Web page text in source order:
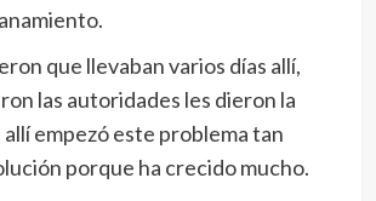
que llevaban varios días allí,
las autoridades les dieron la
allí empezó este problema tan
porque ha crecido mucho.